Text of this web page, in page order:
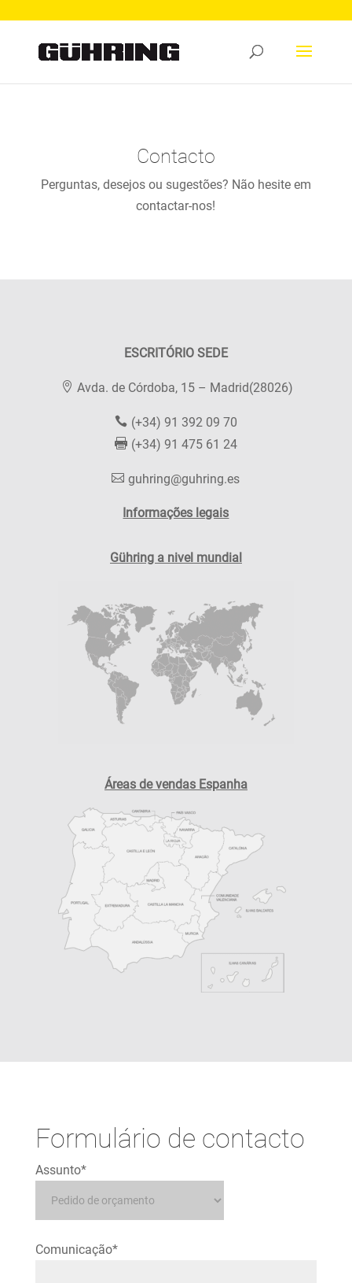
Contacto
Perguntas, desejos ou sugestões? Não hesite em
contactar-nos!
ESCRITÓRIO SEDE
Avda. de Córdoba, 15 – Madrid(28026)
(+34) 91 392 09 70
(+34) 91 475 61 24
guhring@guhring.es
Informações legais
Gühring a nivel mundial
Áreas de vendas Espanha
Formulário de contacto
Assunto*
Comunicação*